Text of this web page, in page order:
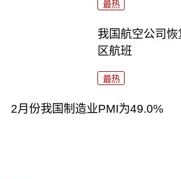
最热
我国航空公司
区航班
最热
2月份我国制造业PMI为49.0%